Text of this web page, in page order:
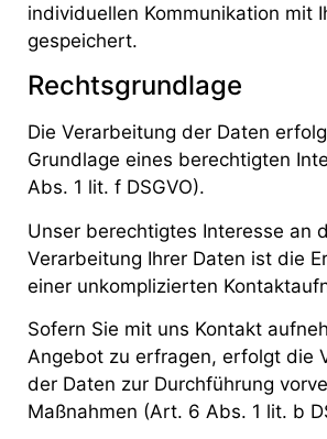
individuellen Kommunikation mit
gespeichert.
Rechtsgrundlage
Die Verarbeitung der Daten
Grundlage eines berechtigten
Abs. 1 lit. f DSGVO).
Unser berechtigtes Interesse an
Verarbeitung Ihrer Daten ist die
einer unkomplizierten
Sofern Sie mit uns Kontakt
Angebot zu erfragen, erfolgt die
der Daten zur Durchführung
Maßnahmen (Art. 6 Abs. 1 lit. b